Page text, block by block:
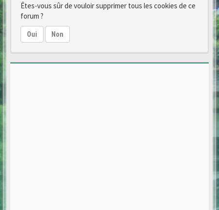
Êtes-vous sûr de vouloir supprimer tous les cookies de ce
forum ?
Oui Non